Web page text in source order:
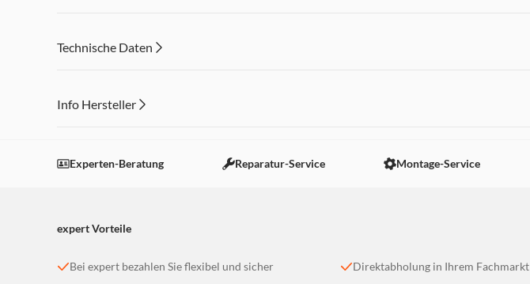
4WLAN 6E ist verfügbar in Ländern und Regionen, in denen es unterstützt wird.
Technische Daten
Technische Daten
Info Hersteller
Einstellungen anpassen
Experten-Beratung Reparatur-Service Montage-Service
expert Vorteile
Bei expert bezahlen Sie flexibel und sicher
Direktabholung in Ihrem Fachmarkt